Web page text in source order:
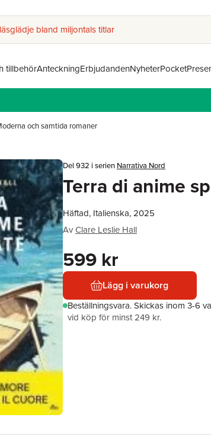
bland miljontals titlar
tillbehörAnteckningErbjudandenNyheterPocket
och samtida romaner
Del 932 i serien Narrativa Nord
Terra di anime
Häftad, Italienska, 2025
AvClare Leslie Hall
599 kr
Lägg i varukorg
Beställningsvara.Skickas inom 3-6
vid köp för minst 249 kr.